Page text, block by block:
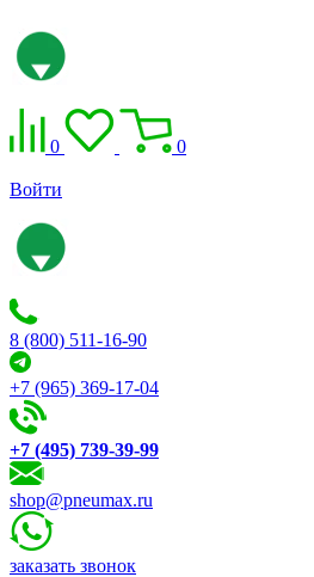
0 0
Войти
8 (800) 511-16-90
+7 (965) 369-17-04
+7 (495) 739-39-99
shop@pneumax.ru
заказать звонок